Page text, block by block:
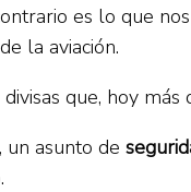
es lo que
la aviación.
que, hoy más
un asunto de